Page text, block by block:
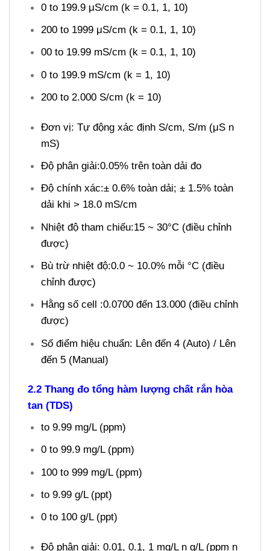
0 to 199.9 μS/cm (k = 0.1, 1, 10)
200 to 1999 μS/cm (k = 0.1, 1, 10)
00 to 19.99 mS/cm (k = 0.1, 1, 10)
0 to 199.9 mS/cm (k = 1, 10)
200 to 2.000 S/cm (k = 10)
Đơn vị: Tự động xác định S/cm, S/m (μS n
mS)
Độ phân giải:0.05% trên toàn dải đo
Độ chính xác:± 0.6% toàn dải; ± 1.5% toàn
dải khi > 18.0 mS/cm
Nhiệt độ tham chiếu:15 ~ 30°C (điều chỉnh
được)
Bù trừ nhiệt độ:0.0 ~ 10.0% mỗi °C (điều
chỉnh được)
Hằng số cell :0.0700 đến 13.000 (điều chỉnh
được)
Số điểm hiệu chuẩn: Lên đến 4 (Auto) / Lên
đến 5 (Manual)
2.2 Thang đo tổng hàm lượng chất rắn hòa
tan (TDS)
to 9.99 mg/L (ppm)
0 to 99.9 mg/L (ppm)
100 to 999 mg/L (ppm)
to 9.99 g/L (ppt)
0 to 100 g/L (ppt)
Độ phân giải: 0.01, 0.1, 1 mg/L n g/L (ppm n